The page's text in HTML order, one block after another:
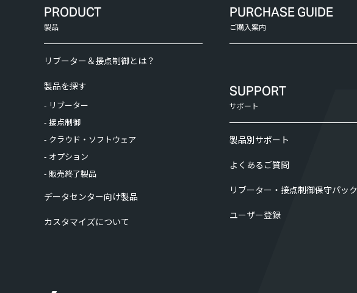
PRODUCT
製品
リブーター＆接点制御とは？
製品を探す
- リブーター
- 接点制御
- クラウド・ソフトウェア
- オプション
- 販売終了製品
データセンター向け製品
カスタマイズについて
PURCHASE GUIDE
ご購入案内
SUPPORT
サポート
製品別サポート
よくあるご質問
リブーター・接点制御保守パック
ユーザー登録